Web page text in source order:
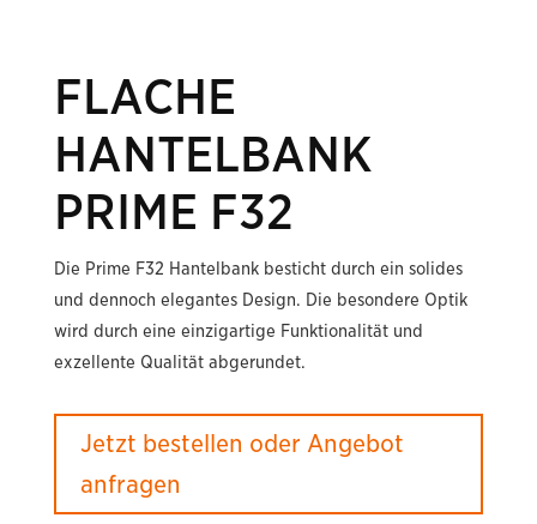
FLACHE
HANTELBANK
PRIME F32
Die Prime F32 Hantelbank besticht durch ein solides
und dennoch elegantes Design. Die besondere Optik
wird durch eine einzigartige Funktionalität und
exzellente Qualität abgerundet.
Jetzt bestellen oder Angebot
anfragen